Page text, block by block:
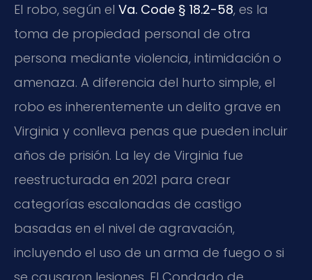
El robo, según el Va. Code § 18.2-58, es la
toma de propiedad personal de otra
persona mediante violencia, intimidación o
amenaza. A diferencia del hurto simple, el
robo es inherentemente un delito grave en
Virginia y conlleva penas que pueden incluir
años de prisión. La ley de Virginia fue
reestructurada en 2021 para crear
categorías escalonadas de castigo
basadas en el nivel de agravación,
incluyendo el uso de un arma de fuego o si